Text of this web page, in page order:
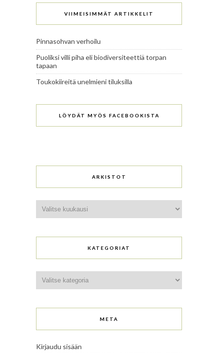
VIIMEISIMMÄT ARTIKKELIT
Pinnasohvan verhoilu
Puoliksi villi piha eli biodiversiteettiä torpan
tapaan
Toukokiireitä unelmieni tiluksilla
LÖYDÄT MYÖS FACEBOOKISTA
ARKISTOT
KATEGORIAT
META
Kirjaudu sisään